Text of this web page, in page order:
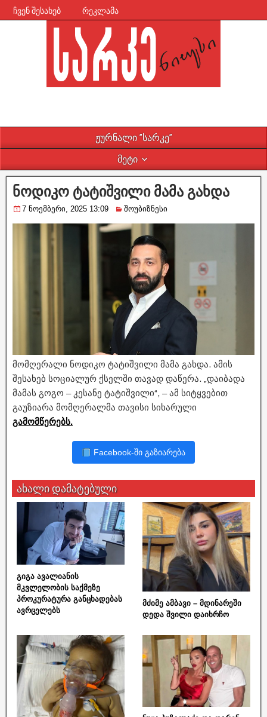
ჩვენ შესახებ რეკლამა
ჟურნალი ”სარკე”
მეტი
ნოდიკო ტატიშვილი მამა გახდა
7 ნოემბერი, 2025 13:09 შოუბიზნესი
მომღერალი ნოდიკო ტატიშვილი მამა გახდა. ამის
შესახებ სოციალურ ქსელში თავად დაწერა. „დაიბადა
მამას გოგო – კესანე ტატიშვილი“, – ამ სიტყვებით
გაუზიარა მომღერალმა თავისი სიხარული
გამომწერებს.
Facebook-ში გაზიარება
ახალი დამატებული
გიგა ავალიანის
მკვლელობის საქმეზე
პროკურატურა განცხადებას
ავრცელებს
მძიმე ამბავი – მდინარეში
დედა შვილი დაიხრჩო